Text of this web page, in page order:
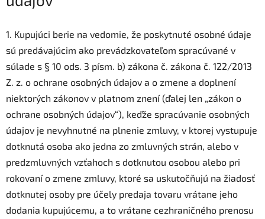
1. Kupujúci berie na vedomie, že poskytnuté osobné údaje
sú predávajúcim ako prevádzkovateľom spracúvané v
súlade s § 10 ods. 3 písm. b) zákona č. zákona č. 122/2013
Z. z. o ochrane osobných údajov a o zmene a doplnení
niektorých zákonov v platnom znení (ďalej len „zákon o
ochrane osobných údajov“), keďže spracúvanie osobných
údajov je nevyhnutné na plnenie zmluvy, v ktorej vystupuje
dotknutá osoba ako jedna zo zmluvných strán, alebo v
predzmluvných vzťahoch s dotknutou osobou alebo pri
rokovaní o zmene zmluvy, ktoré sa uskutočňujú na žiadosť
dotknutej osoby pre účely predaja tovaru vrátane jeho
dodania kupujúcemu, a to vrátane cezhraničného prenosu